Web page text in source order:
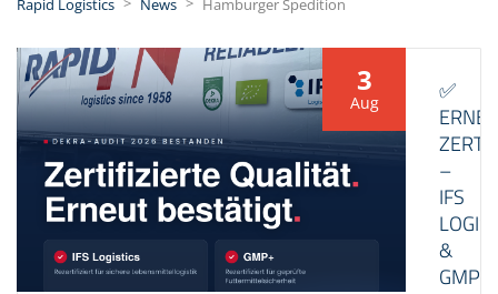
Rapid Logistics News Hamburger Spedition
3
Aug
✅
–
IFS
&
GMP+